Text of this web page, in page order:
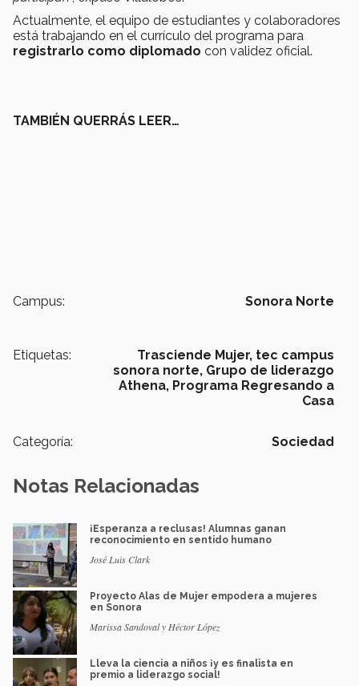
Actualmente, el equipo de estudiantes y colaboradores
está trabajando en el currículo del programa para
registrarlo como diplomado con validez oficial.
TAMBIÉN QUERRÁS LEER…
Campus: Sonora Norte
Etiquetas: Trasciende Mujer, tec campus
sonora norte, Grupo de liderazgo
Athena, Programa Regresando a
Casa
Categoría: Sociedad
Notas Relacionadas
¡Esperanza a reclusas! Alumnas ganan
reconocimiento en sentido humano
José Luis Clark
Proyecto Alas de Mujer empodera a mujeres
en Sonora
Marissa Sandoval y Héctor López
Lleva la ciencia a niños ¡y es finalista en
premio a liderazgo social!